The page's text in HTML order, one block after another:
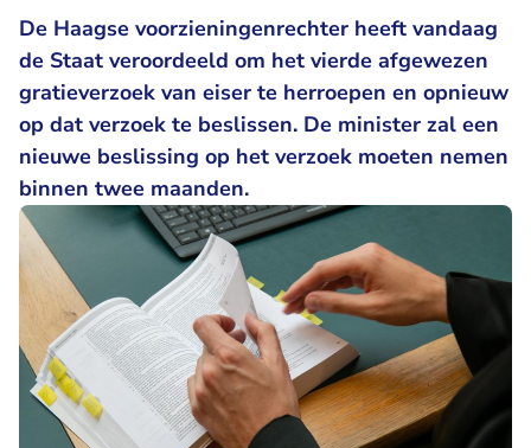
De Haagse voorzieningenrechter heeft vandaag
de Staat veroordeeld om het vierde afgewezen
gratieverzoek van eiser te herroepen en opnieuw
op dat verzoek te beslissen. De minister zal een
nieuwe beslissing op het verzoek moeten nemen
binnen twee maanden.